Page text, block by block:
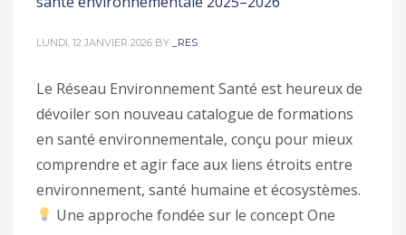
LUNDI, 12 JANVIER 2026 BY _RES
Le Réseau Environnement Santé est heureux de
dévoiler son nouveau catalogue de formations
en santé environnementale, conçu pour mieux
comprendre et agir face aux liens étroits entre
environnement, santé humaine et écosystèmes.
Une approche fondée sur le concept One